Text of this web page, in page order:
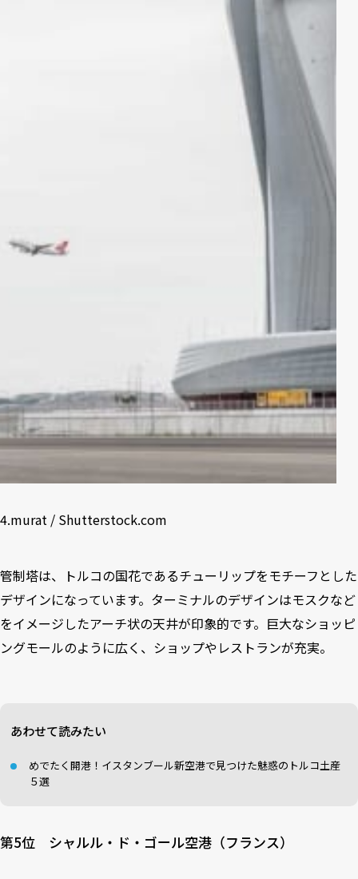
4.murat / Shutterstock.com
管制塔は、トルコの国花であるチューリップをモチーフとした
デザインになっています。ターミナルのデザインはモスクなど
をイメージしたアーチ状の天井が印象的です。巨大なショッピ
ングモールのように広く、ショップやレストランが充実。
あわせて読みたい
めでたく開港！イスタンブール新空港で見つけた魅惑のトルコ土産
５選
第5位 シャルル・ド・ゴール空港（フランス）